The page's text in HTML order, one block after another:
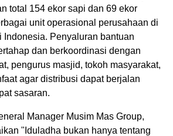
total 154 ekor sapi dan 69 ekor
unit operasional perusahaan di
Penyaluran bantuan
dan berkoordinasi dengan
pengurus masjid, tokoh masyarakat,
agar distribusi dapat berjalan
sasaran.
Manager Musim Mas Group,
"Iduladha bukan hanya tentang